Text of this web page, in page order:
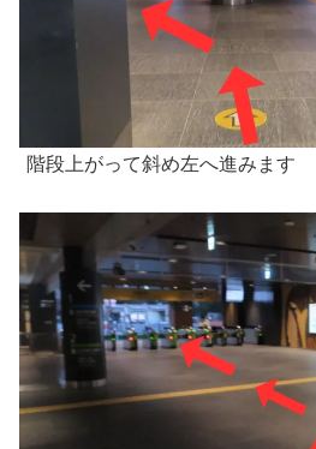
階段上がって斜め左へ進みます